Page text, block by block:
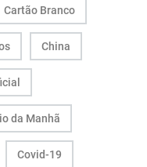
Cartão Branco
China
da Manhã
Covid-19